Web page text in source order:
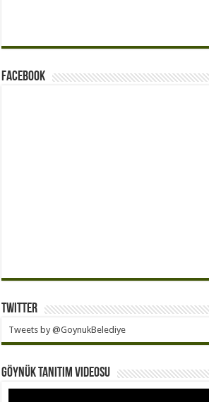
Facebook
Twitter
Tweets by @GoynukBelediye
Göynük Tanıtım Videosu